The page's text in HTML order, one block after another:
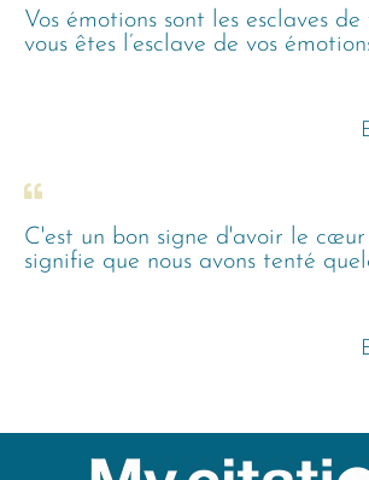
Vos émotions sont les esclaves de
vous êtes l’esclave de vos
C'est un bon signe d'avoir le
signifie que nous avons tenté